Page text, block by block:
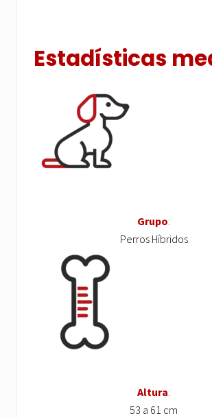
Estadísticas
Grupo:
Perros Híbridos
Altura:
53 a 61 cm